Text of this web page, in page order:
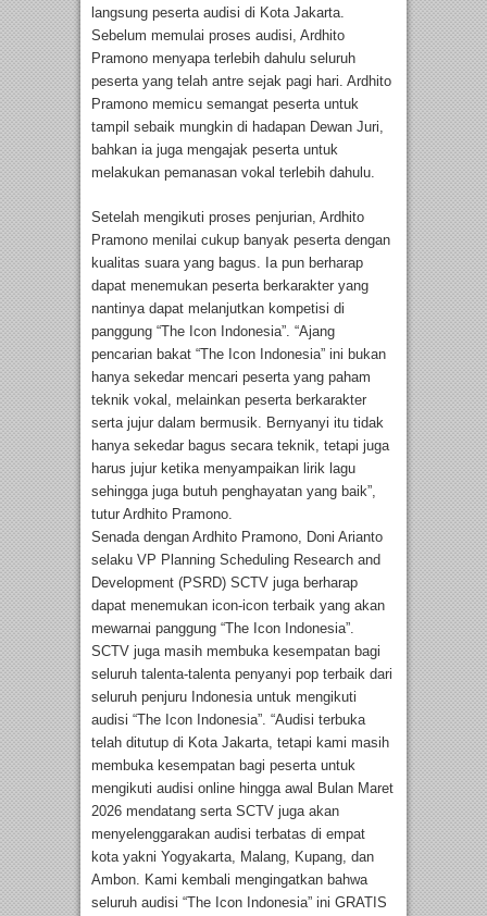
langsung peserta audisi di Kota Jakarta.
Sebelum memulai proses audisi, Ardhito
Pramono menyapa terlebih dahulu seluruh
peserta yang telah antre sejak pagi hari. Ardhito
Pramono memicu semangat peserta untuk
tampil sebaik mungkin di hadapan Dewan Juri,
bahkan ia juga mengajak peserta untuk
melakukan pemanasan vokal terlebih dahulu.
Setelah mengikuti proses penjurian, Ardhito
Pramono menilai cukup banyak peserta dengan
kualitas suara yang bagus. Ia pun berharap
dapat menemukan peserta berkarakter yang
nantinya dapat melanjutkan kompetisi di
panggung “The Icon Indonesia”. “Ajang
pencarian bakat “The Icon Indonesia” ini bukan
hanya sekedar mencari peserta yang paham
teknik vokal, melainkan peserta berkarakter
serta jujur dalam bermusik. Bernyanyi itu tidak
hanya sekedar bagus secara teknik, tetapi juga
harus jujur ketika menyampaikan lirik lagu
sehingga juga butuh penghayatan yang baik”,
tutur Ardhito Pramono.
Senada dengan Ardhito Pramono, Doni Arianto
selaku VP Planning Scheduling Research and
Development (PSRD) SCTV juga berharap
dapat menemukan icon-icon terbaik yang akan
mewarnai panggung “The Icon Indonesia”.
SCTV juga masih membuka kesempatan bagi
seluruh talenta-talenta penyanyi pop terbaik dari
seluruh penjuru Indonesia untuk mengikuti
audisi “The Icon Indonesia”. “Audisi terbuka
telah ditutup di Kota Jakarta, tetapi kami masih
membuka kesempatan bagi peserta untuk
mengikuti audisi online hingga awal Bulan Maret
2026 mendatang serta SCTV juga akan
menyelenggarakan audisi terbatas di empat
kota yakni Yogyakarta, Malang, Kupang, dan
Ambon. Kami kembali mengingatkan bahwa
seluruh audisi “The Icon Indonesia” ini GRATIS